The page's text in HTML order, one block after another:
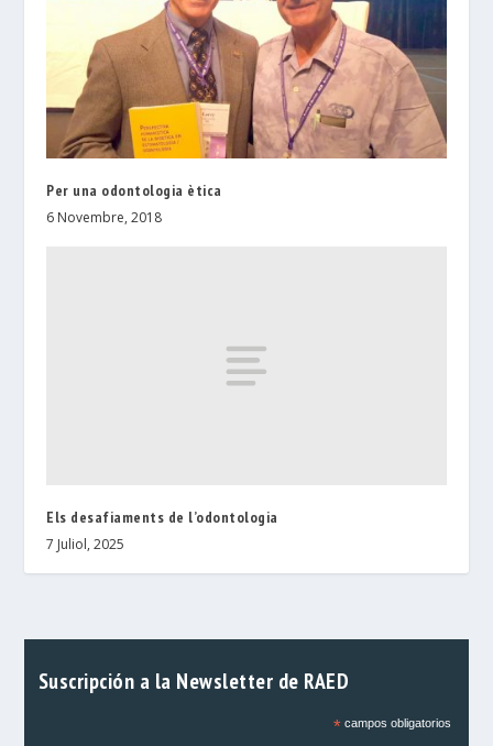
Per una odontologia ètica
6 Novembre, 2018
Els desafiaments de l’odontologia
7 Juliol, 2025
Suscripción a la Newsletter de RAED
*campos obligatorios